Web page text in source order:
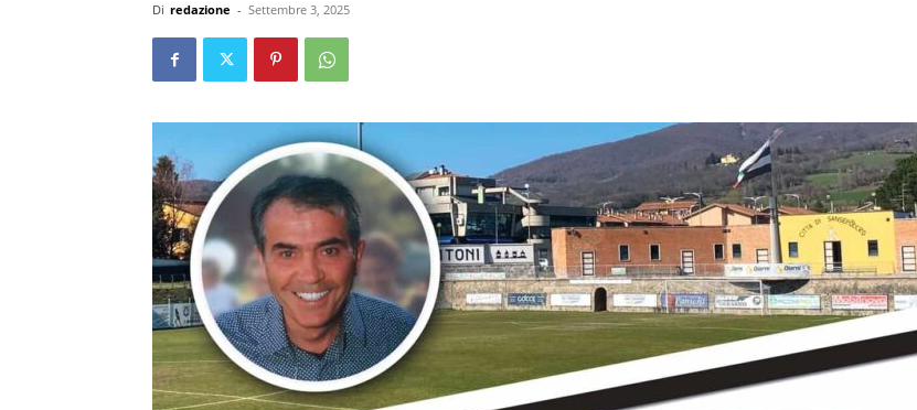
Di redazione - Settembre 3, 2025